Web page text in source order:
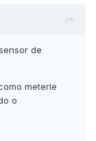
de
meterle
o